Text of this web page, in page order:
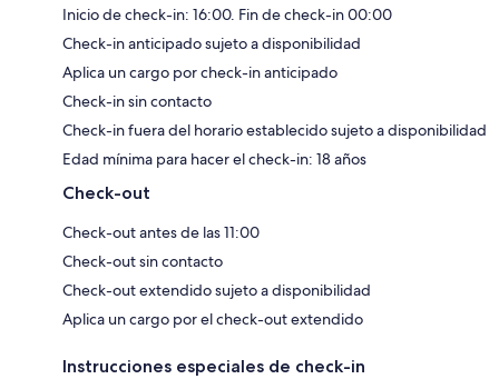
Inicio de check-in: 16:00. Fin de check-in 00:00
Check-in anticipado sujeto a disponibilidad
Aplica un cargo por check-in anticipado
Check-in sin contacto
Check-in fuera del horario establecido sujeto a disponibilidad
Edad mínima para hacer el check-in: 18 años
Check-out
Check-out antes de las 11:00
Check-out sin contacto
Check-out extendido sujeto a disponibilidad
Aplica un cargo por el check-out extendido
Instrucciones especiales de check-in